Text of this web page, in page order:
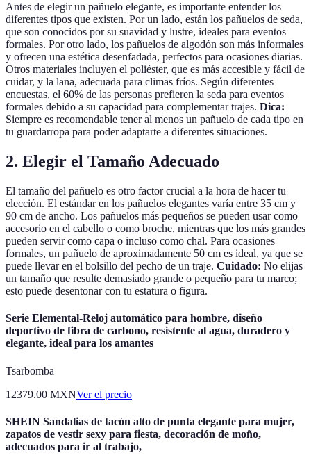
Antes de elegir un pañuelo elegante, es importante entender los
diferentes tipos que existen. Por un lado, están los pañuelos de seda,
que son conocidos por su suavidad y lustre, ideales para eventos
formales. Por otro lado, los pañuelos de algodón son más informales
y ofrecen una estética desenfadada, perfectos para ocasiones diarias.
Otros materiales incluyen el poliéster, que es más accesible y fácil de
cuidar, y la lana, adecuada para climas fríos. Según diferentes
encuestas, el 60% de las personas prefieren la seda para eventos
formales debido a su capacidad para complementar trajes. Dica:
Siempre es recomendable tener al menos un pañuelo de cada tipo en
tu guardarropa para poder adaptarte a diferentes situaciones.
2. Elegir el Tamaño Adecuado
El tamaño del pañuelo es otro factor crucial a la hora de hacer tu
elección. El estándar en los pañuelos elegantes varía entre 35 cm y
90 cm de ancho. Los pañuelos más pequeños se pueden usar como
accesorio en el cabello o como broche, mientras que los más grandes
pueden servir como capa o incluso como chal. Para ocasiones
formales, un pañuelo de aproximadamente 50 cm es ideal, ya que se
puede llevar en el bolsillo del pecho de un traje. Cuidado: No elijas
un tamaño que resulte demasiado grande o pequeño para tu marco;
esto puede desentonar con tu estatura o figura.
Serie Elemental-Reloj automático para hombre, diseño
deportivo de fibra de carbono, resistente al agua, duradero y
elegante, ideal para los amantes
Tsarbomba
12379.00 MXNVer el precio
SHEIN Sandalias de tacón alto de punta elegante para mujer,
zapatos de vestir sexy para fiesta, decoración de moño,
adecuados para ir al trabajo,